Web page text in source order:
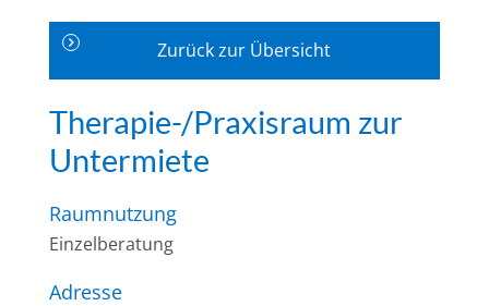
Zurück zur Übersicht
Therapie-/Praxisraum zur
Untermiete
Raumnutzung
Einzelberatung
Adresse